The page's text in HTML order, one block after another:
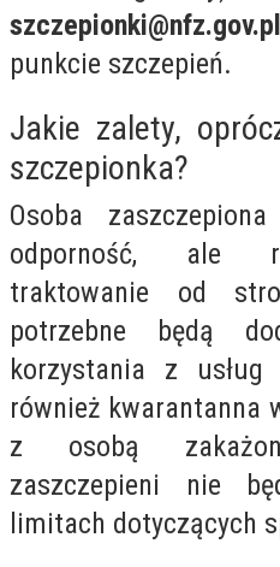
szczepionki@nfz.gov.pl
punkcie szczepień.
Jakie zalety,
szczepionka?
Osoba
odporność, ale
traktowanie od
potrzebne będą
korzystania z
również kwarantanna
z osobą
zaszczepieni nie
limitach dotyczących